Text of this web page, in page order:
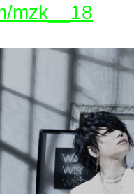
mzk__18